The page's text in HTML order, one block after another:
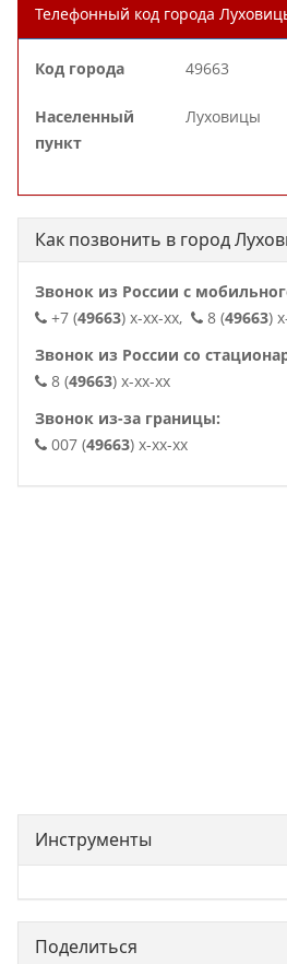
Телефонный код города
Код города 49663
Населенный
пункт
Луховицы
Как позвонить в город
Звонок из России с
+7 (49663) x-xx-xx, 8 (49663)
Звонок из России со
8 (49663) x-xx-xx
Звонок из-за границы:
007 (49663) x-xx-xx
. .
Инструменты
Поделиться